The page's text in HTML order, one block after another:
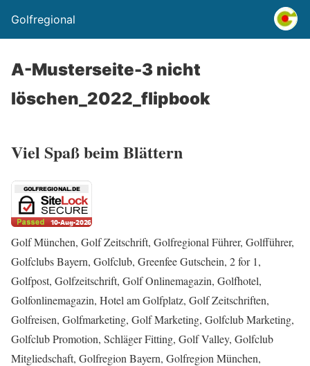
Golfregional
A-Musterseite-3 nicht
löschen_2022_flipbook
Viel Spaß beim Blättern
Golf München, Golf Zeitschrift, Golfregional Führer, Golfführer,
Golfclubs Bayern, Golfclub, Greenfee Gutschein, 2 for 1,
Golfpost, Golfzeitschrift, Golf Onlinemagazin, Golfhotel,
Golfonlinemagazin, Hotel am Golfplatz, Golf Zeitschriften,
Golfreisen, Golfmarketing, Golf Marketing, Golfclub Marketing,
Golfclub Promotion, Schläger Fitting, Golf Valley, Golfclub
Mitgliedschaft, Golfregion Bayern, Golfregion München,